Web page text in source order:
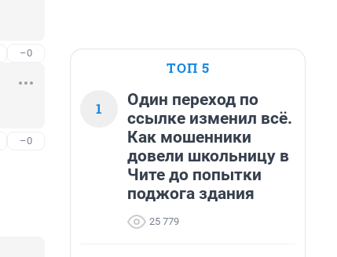
–0
–0
ТОП 5
1
Один переход по
ссылке изменил всё.
Как мошенники
довели школьницу в
Чите до попытки
поджога здания
25 779